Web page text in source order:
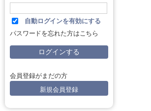
自動ログインを有効にする
パスワードを忘れた方はこちら
会員登録がまだの方
新規会員登録